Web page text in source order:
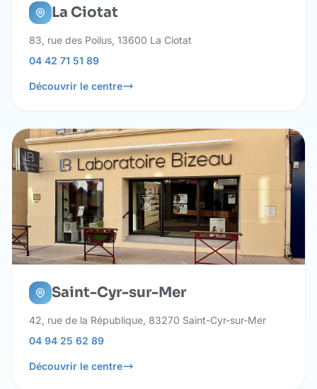
La Ciotat
83, rue des Poilus, 13600 La Ciotat
04 42 71 51 89
Découvrir le centre
Saint-Cyr-sur-Mer
42, rue de la République, 83270 Saint-Cyr-sur-Mer
04 94 25 62 89
Découvrir le centre